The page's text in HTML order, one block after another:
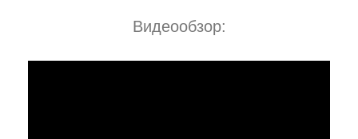
Видеообзор: